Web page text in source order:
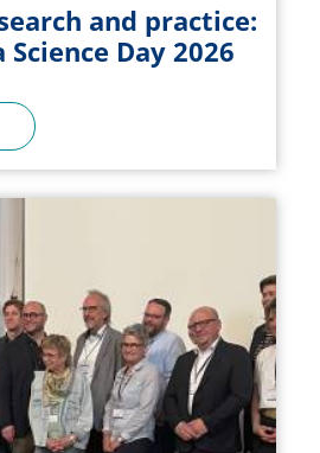
and practice:
Science Day 2026